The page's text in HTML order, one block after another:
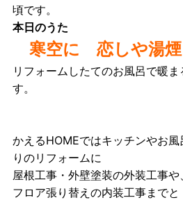
頃です。
本日のうた
寒空に 恋しや湯
リフォームしたてのお風呂で暖
す。
かえるHOMEではキッチンやお
りのリフォームに
屋根工事・外壁塗装の外装工事
フロア張り替えの内装工事までと